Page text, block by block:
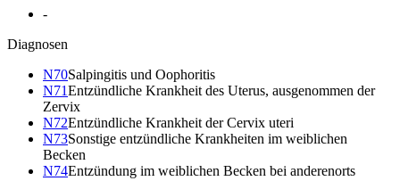
-
Diagnosen
N70Salpingitis und Oophoritis
N71Entzündliche Krankheit des Uterus, ausgenommen der
Zervix
N72Entzündliche Krankheit der Cervix uteri
N73Sonstige entzündliche Krankheiten im weiblichen
Becken
N74Entzündung im weiblichen Becken bei anderenorts